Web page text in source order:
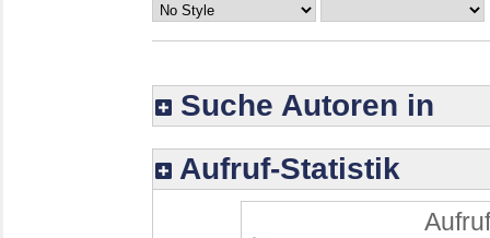
Suche Autoren in
Aufruf-Statistik